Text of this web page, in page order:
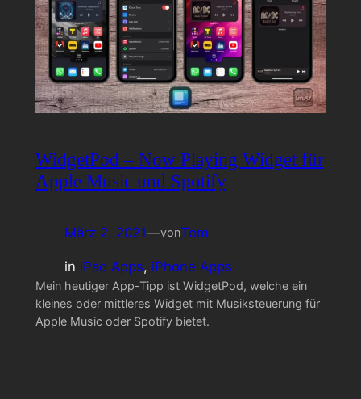
WidgetPod – Now Playing Widget für
Apple Music und Spotify
März 2, 2021—vonTom
in iPad Apps, iPhone Apps
Mein heutiger App-Tipp ist WidgetPod, welche ein
kleines oder mittleres Widget mit Musiksteuerung für
Apple Music oder Spotify bietet.